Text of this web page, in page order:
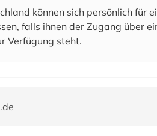
können sich persönlich für
falls ihnen der Zugang über
Verfügung steht.